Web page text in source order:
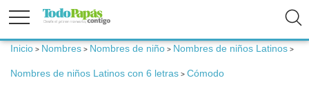
Fertilidad
Inicio > Nombres > Nombres de niño > Nombres de niños Latinos >
Nombres de niños Latinos con 6 letras > Cómodo